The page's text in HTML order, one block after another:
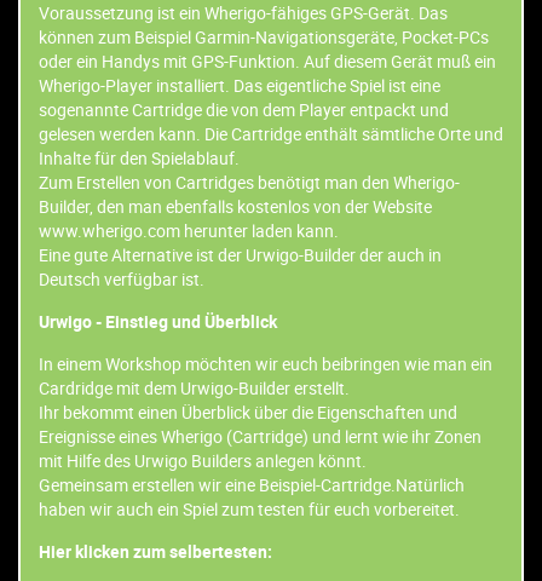
Voraussetzung ist ein Wherigo-fähiges GPS-Gerät. Das
können zum Beispiel Garmin-Navigationsgeräte, Pocket-PCs
oder ein Handys mit GPS-Funktion. Auf diesem Gerät muß ein
Wherigo-Player installiert. Das eigentliche Spiel ist eine
sogenannte Cartridge die von dem Player entpackt und
gelesen werden kann. Die Cartridge enthält sämtliche Orte und
Inhalte für den Spielablauf.
Zum Erstellen von Cartridges benötigt man den Wherigo-
Builder, den man ebenfalls kostenlos von der Website
www.wherigo.com herunter laden kann.
Eine gute Alternative ist der Urwigo-Builder der auch in
Deutsch verfügbar ist.
Urwigo - Einstieg und Überblick
In einem Workshop möchten wir euch beibringen wie man ein
Cardridge mit dem Urwigo-Builder erstellt.
Ihr bekommt einen Überblick über die Eigenschaften und
Ereignisse eines Wherigo (Cartridge) und lernt wie ihr Zonen
mit Hilfe des Urwigo Builders anlegen könnt.
Gemeinsam erstellen wir eine Beispiel-Cartridge.Natürlich
haben wir auch ein Spiel zum testen für euch vorbereitet.
Hier klicken zum selbertesten: